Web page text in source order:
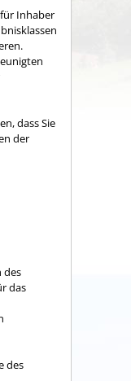
Inhaber
dass Sie
der
des
das
des